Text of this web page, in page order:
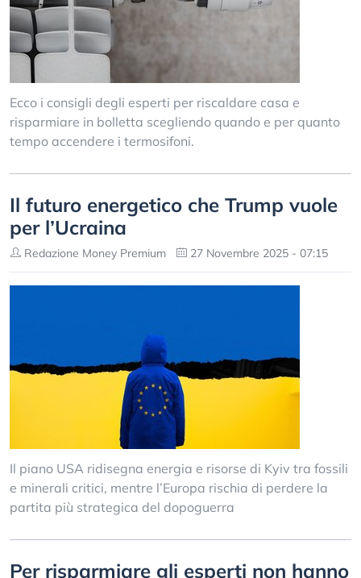
Ecco i consigli degli esperti per riscaldare casa e
risparmiare in bolletta scegliendo quando e per quanto
tempo accendere i termosifoni.
Il futuro energetico che Trump vuole
per l’Ucraina
Redazione Money Premium 27 Novembre 2025 - 07:15
Il piano USA ridisegna energia e risorse di Kyiv tra fossili
e minerali critici, mentre l’Europa rischia di perdere la
partita più strategica del dopoguerra
Per risparmiare gli esperti non hanno